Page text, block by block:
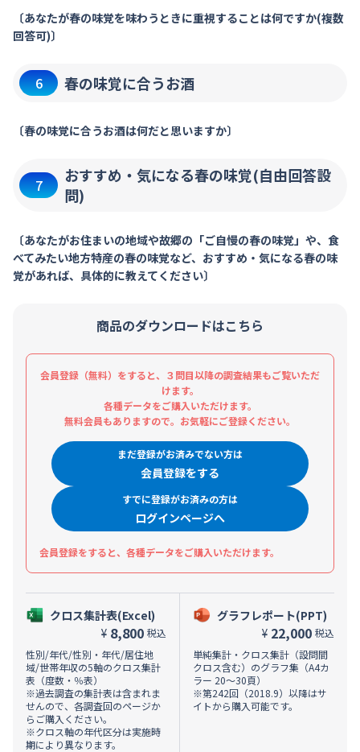
〔あなたが春の味覚を味わうときに重視することは何ですか(複数
回答可)〕
6 春の味覚に合うお酒
〔春の味覚に合うお酒は何だと思いますか〕
7
おすすめ・気になる春の味覚(自由回答設
問)
〔あなたがお住まいの地域や故郷の「ご自慢の春の味覚」や、食
べてみたい地方特産の春の味覚など、おすすめ・気になる春の味
覚があれば、具体的に教えてください〕
商品のダウンロードはこちら
会員登録（無料）をすると、３問目以降の調査結果もご覧いただ
けます。
各種データをご購入いただけます。
無料会員もありますので。お気軽にご登録ください。
まだ登録がお済みでない方は
会員登録をする
すでに登録がお済みの方は
ログインページへ
会員登録をすると、各種データをご購入いただけます。
クロス集計表(Excel)
¥ 8,800 税込
性別/年代/性別・年代/居住地
域/世帯年収の5軸のクロス集計
表（度数・％表）
※過去調査の集計表は含まれま
せんので、各調査回のページか
らご購入ください。
※クロス軸の年代区分は実施時
期により異なります。
グラフレポート(PPT)
¥ 22,000 税込
単純集計・クロス集計（設問間
クロス含む）のグラフ集（A4カ
ラー 20～30頁）
※第242回（2018.9）以降はサ
イトから購入可能です。